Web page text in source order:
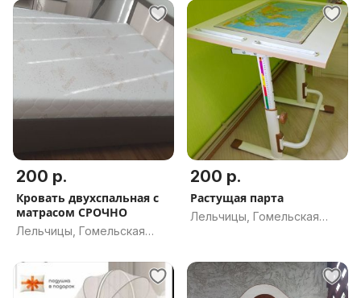
200 р.
Кровать двухспальная с
матрасом СРОЧНО
Лельчицы, Гомельская
200 р.
Растущая парта
Лельчицы, Гомельская